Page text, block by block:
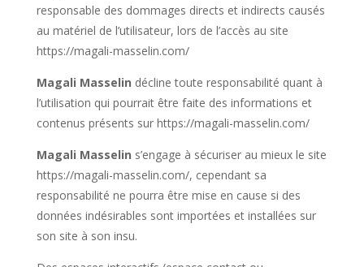
responsable des dommages directs et indirects causés
au matériel de l’utilisateur, lors de l’accès au site
https://magali-masselin.com/
Magali Masselin décline toute responsabilité quant à
l’utilisation qui pourrait être faite des informations et
contenus présents surhttps://magali-masselin.com/
Magali Masselin s’engage à sécuriser au mieux le site
https://magali-masselin.com/, cependant sa
responsabilité ne pourra être mise en cause si des
données indésirables sont importées et installées sur
son site à son insu.